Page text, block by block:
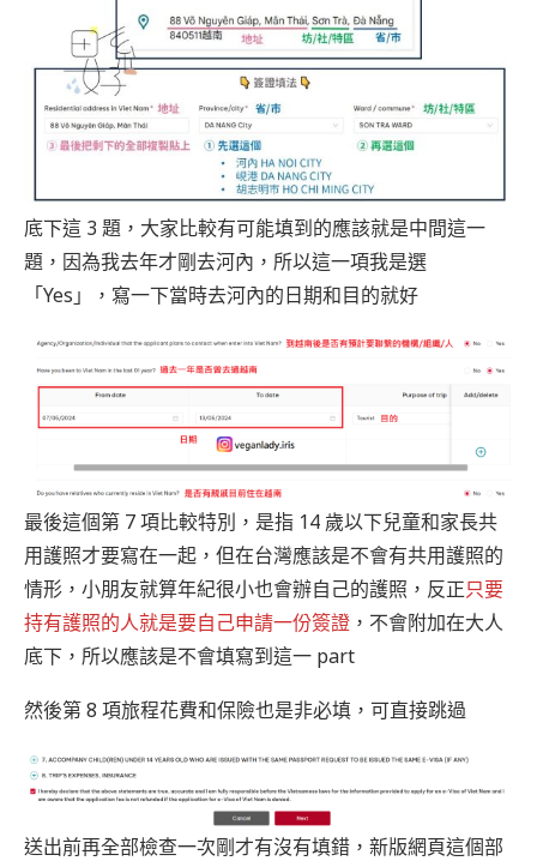
底下這 3 題，大家比較有可能填到的應該就是中間這一
題，因為我去年才剛去河內，所以這一項我是選
「Yes」，寫一下當時去河內的日期和目的就好
最後這個第 7 項比較特別，是指 14 歲以下兒童和家長共
用護照才要寫在一起，但在台灣應該是不會有共用護照的
情形，小朋友就算年紀很小也會辦自己的護照，反正只要
持有護照的人就是要自己申請一份簽證 ，不會附加在大人
底下，所以應該是不會填寫到這一 part
然後第 8 項旅程花費和保險也是非必填，可直接跳過
送出前再全部檢查一次剛才有沒有填錯，新版網頁這個部